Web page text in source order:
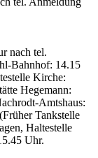
nach tel.
Bahnhof: 14.15
Kirche:
Hegemann:
Amtshaus:
Tankstelle
Haltestelle
Uhr.